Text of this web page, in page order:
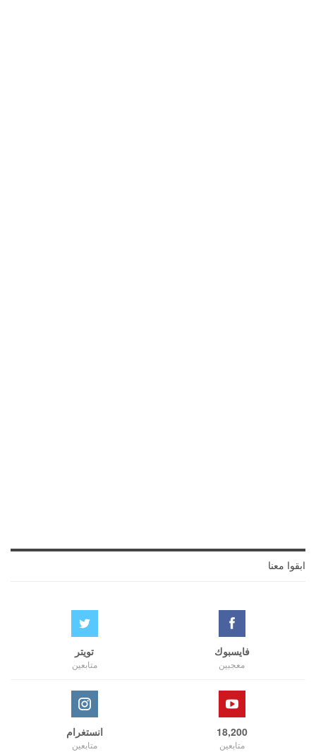
ابقوا معنا
فايسبوك
معجبين
تويتر
متابعين
18,200
متابعين
انستغرام
متابعين